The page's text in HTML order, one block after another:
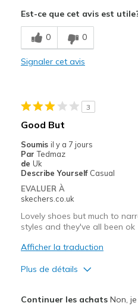
Stylish
Les meilleures utilisations
Casual Wear
Sizing
Feels true
View On Shoes
Est-ce que cet avis est
0 0
Signaler cet avis
3
Good But
Soumis il y a 7 jours
Par Tedmaz
de Uk
Describe Yourself Casual
EVALUER À
skechers.co.uk
Lovely shoes but much to
styles and they've all been ok
Afficher la traduction
Plus de détails
Continuer les achatsNon, je